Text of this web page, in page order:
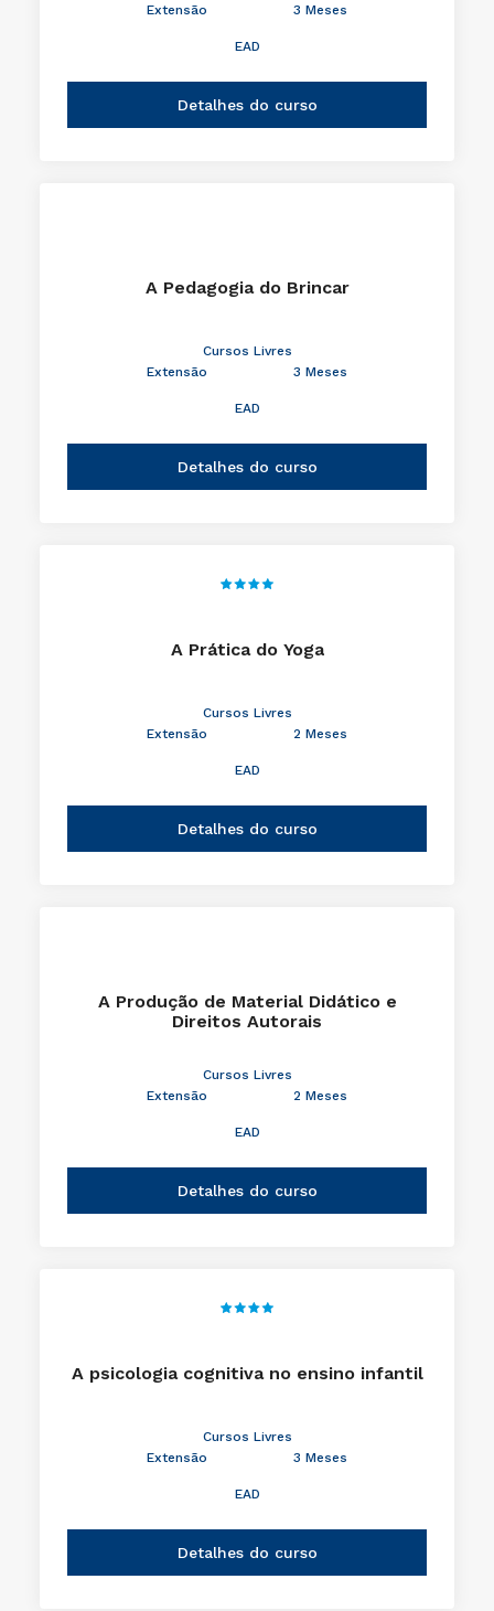
Extensão
3 Meses
EAD
Detalhes do curso
A Pedagogia do Brincar
Cursos Livres
Extensão
3 Meses
EAD
Detalhes do curso
A Prática do Yoga
Cursos Livres
Extensão
2 Meses
EAD
Detalhes do curso
A Produção de Material Didático e
Direitos Autorais
Cursos Livres
Extensão
2 Meses
EAD
Detalhes do curso
A psicologia cognitiva no ensino infantil
Cursos Livres
Extensão
3 Meses
EAD
Detalhes do curso